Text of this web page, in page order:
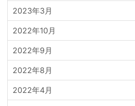
2023年3月
2022年10月
2022年9月
2022年8月
2022年4月